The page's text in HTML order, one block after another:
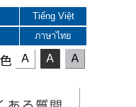
Tiếng Việt
ภาษาไทย